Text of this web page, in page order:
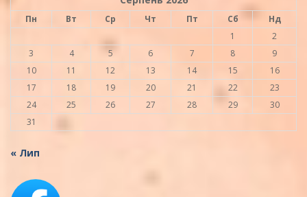
Пн Вт Ср Чт Пт Сб
Нд
1
2
3
4 5 6 7 8
9
10
11 12 13 14 15
16
17
18 19 20 21 22
23
24
25 26 27 28 29
30
31
« Лип